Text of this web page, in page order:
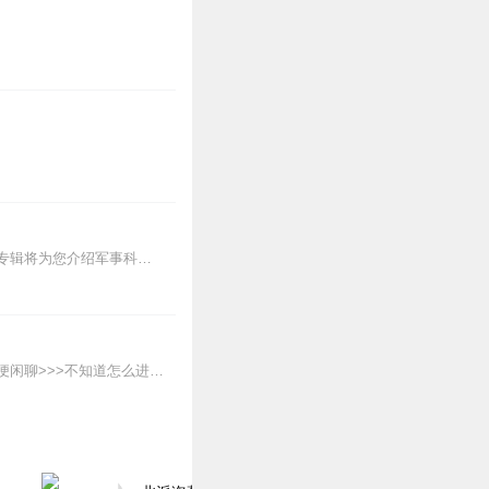
最新国际资讯，带你了解各国博弈，军事科普，武器博览。本专辑为听风的蚕原创专辑，本专辑将为您介绍军事科普和国际动态和热点大事，通过独家解读，为您理清热点之下的脉络...
宇宙不爆炸绝对不断更的日更节目周一到周五：热点新闻一锅端周末：听众投稿话题探讨随便闲聊>>>不知道怎么进主播橱窗购买零食的点击我哟，点我点我！<<<马栏山...